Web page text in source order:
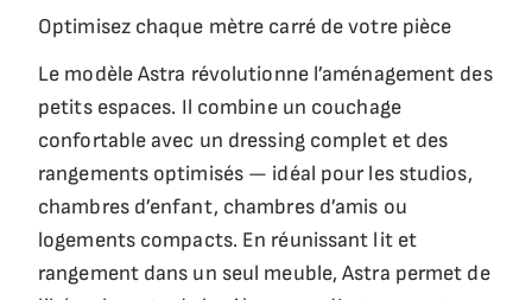
Optimisez chaque mètre carré de votre pièce
Le modèle Astra révolutionne l’aménagement des
petits espaces. Il combine un couchage
confortable avec un dressing complet et des
rangements optimisés — idéal pour les studios,
chambres d’enfant, chambres d’amis ou
logements compacts. En réunissant lit et
rangement dans un seul meuble, Astra permet de